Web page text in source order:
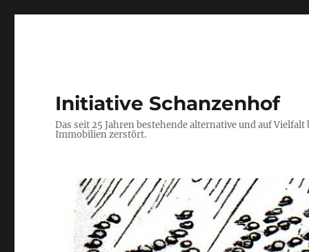
Initiative Schanzenhof
Das seit 25 Jahren bestehende alternative und auf
Immobilien zerstört.